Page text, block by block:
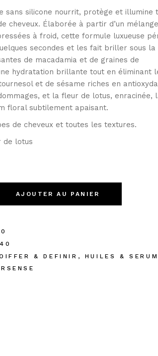
sans silicone nourrit, protège et illumine
cheveux. Élaborée à partir d’un
à froid, cette formule luxueuse
secondes et les fait briller sous la
de macadamia et de graines de
hydratation brillante tout en éliminant
et de sésame riches en
et la fleur de lotus, enracinée,
floral subtilement apaisant.
de cheveux et toutes les textures.
de lotus
AJOUTER AU PANIER
& DEFINIR , HUILES &